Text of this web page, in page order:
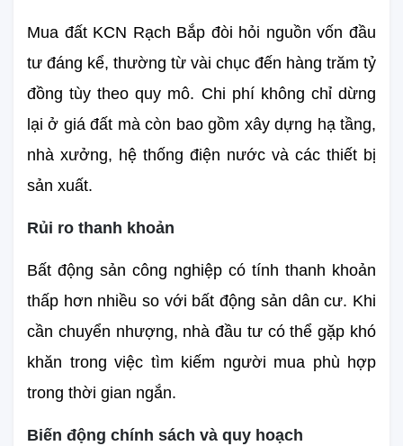
Mua đất KCN Rạch Bắp đòi hỏi nguồn vốn đầu
tư đáng kể, thường từ vài chục đến hàng trăm tỷ
đồng tùy theo quy mô. Chi phí không chỉ dừng
lại ở giá đất mà còn bao gồm xây dựng hạ tầng,
nhà xưởng, hệ thống điện nước và các thiết bị
sản xuất.
Rủi ro thanh khoản
Bất động sản công nghiệp có tính thanh khoản
thấp hơn nhiều so với bất động sản dân cư. Khi
cần chuyển nhượng, nhà đầu tư có thể gặp khó
khăn trong việc tìm kiếm người mua phù hợp
trong thời gian ngắn.
Biến động chính sách và quy hoạch